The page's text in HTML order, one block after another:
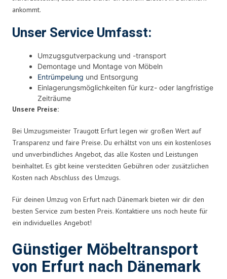
ankommt.
Unser Service Umfasst:
Umzugsgutverpackung und -transport
Demontage und Montage von Möbeln
Entrümpelung und Entsorgung
Einlagerungsmöglichkeiten für kurz- oder langfristige
Zeiträume
Unsere Preise:
Bei Umzugsmeister Traugott Erfurt legen wir großen Wert auf
Transparenz und faire Preise. Du erhältst von uns ein kostenloses
und unverbindliches Angebot, das alle Kosten und Leistungen
beinhaltet. Es gibt keine versteckten Gebühren oder zusätzlichen
Kosten nach Abschluss des Umzugs.
Für deinen Umzug von Erfurt nach Dänemark bieten wir dir den
besten Service zum besten Preis. Kontaktiere uns noch heute für
ein individuelles Angebot!
Günstiger Möbeltransport
von Erfurt nach Dänemark